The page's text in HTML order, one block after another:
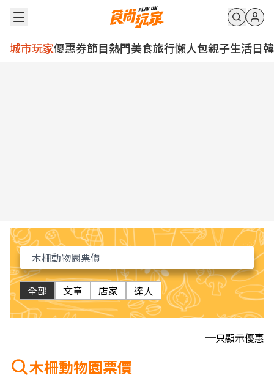
城市玩家優惠券節目熱門美食旅行懶人包親子生活日韓
全部 文章 店家 達人
只顯示優惠
木柵動物園票價